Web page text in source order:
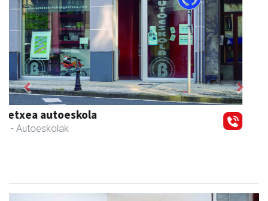
Xixori belar-denda
Andoain - Belar-denda
Previous Next